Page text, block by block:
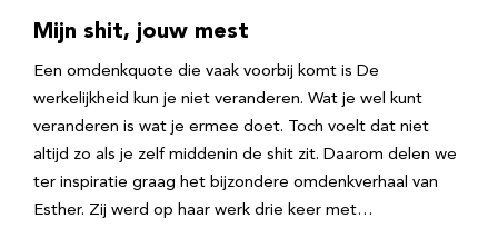
Mijn shit, jouw mest
Een omdenkquote die vaak voorbij komt is De
werkelijkheid kun je niet veranderen. Wat je wel kunt
veranderen is wat je ermee doet. Toch voelt dat niet
altijd zo als je zelf middenin de shit zit. Daarom delen we
ter inspiratie graag het bijzondere omdenkverhaal van
Esther. Zij werd op haar werk drie keer met…